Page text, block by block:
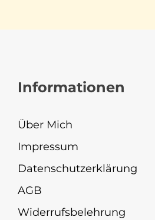
Informationen
Über Mich
Impressum
Datenschutzerklärung
AGB
Widerrufsbelehrung